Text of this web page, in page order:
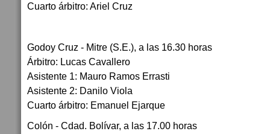
Cuarto árbitro: Ariel Cruz
Godoy Cruz - Mitre (S.E.), a las 16.30 horas
Árbitro: Lucas Cavallero
Asistente 1: Mauro Ramos Errasti
Asistente 2: Danilo Viola
Cuarto árbitro: Emanuel Ejarque
Colón - Cdad. Bolívar, a las 17.00 horas